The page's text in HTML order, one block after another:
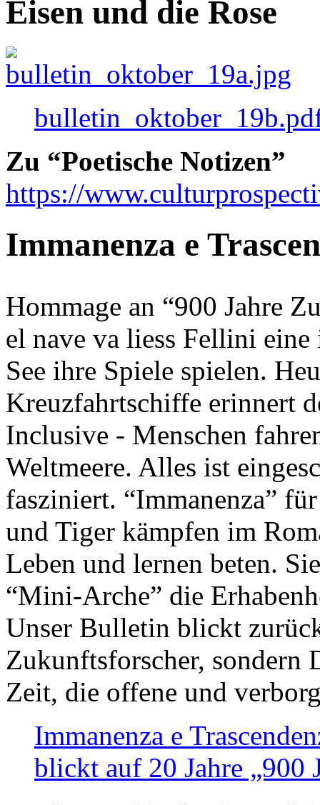
Eisen und die Rose
Zu “Poetische Notizen”
https://
Immanenza e
Hommage an “900 Jahre
el nave va liess Fellini
See ihre Spiele spielen.
Kreuzfahrtschiffe erinnert
Inclusive - Menschen
Weltmeere. Alles ist
fasziniert. “Immanenza”
und Tiger kämpfen im
Leben und lernen beten.
“Mini-Arche” die
Unser Bulletin blickt
Zukunftsforscher, sondern
Zeit, die offene und
Immanenza e
blickt auf 20 Jahre „900